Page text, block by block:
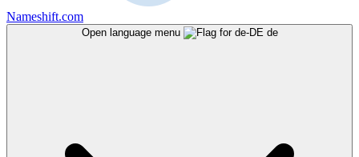
Nameshift.com
Open language menu de